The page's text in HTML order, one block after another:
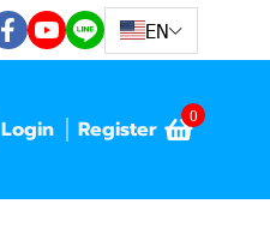
EN
Login Register 0